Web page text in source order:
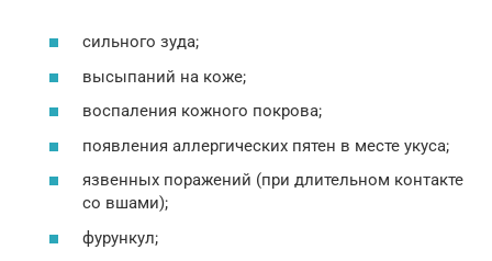
сильного зуда;
высыпаний на коже;
воспаления кожного покрова;
появления аллергических пятен в месте укуса;
язвенных поражений (при длительном контакте
со вшами);
фурункул;